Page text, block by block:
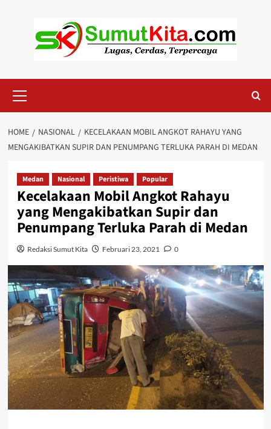
Menu
HOME NASIONAL
KECELAKAAN MOBIL ANGKOT RAHAYU YANG
MENGAKIBATKAN SUPIR DAN PENUMPANG TERLUKA PARAH DI MEDAN
Medan Nasional Peristiwa Popular
Kecelakaan Mobil Angkot Rahayu
yang Mengakibatkan Supir dan
Penumpang Terluka Parah di Medan
Redaksi Sumut Kita Februari 23, 2021 0